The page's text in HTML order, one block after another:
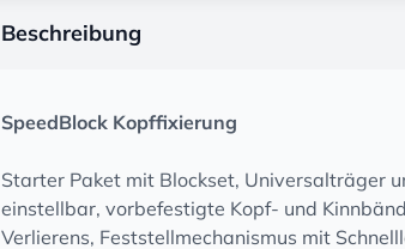
Beschreibung
SpeedBlock Kopffixierung
Starter Paket mit Blockset, Universalträger
einstellbar, vorbefestigte Kopf- und
Verlierens, Feststellmechanismus mit